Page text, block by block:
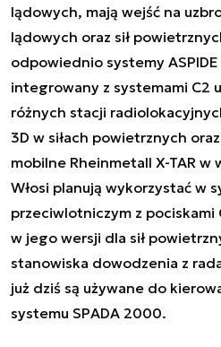
lądowych, mają wejść na
lądowych oraz sił
odpowiednio systemy ASPIDE
integrowany z systemami C2
różnych stacji
3D w siłach powietrznych
mobilne Rheinmetall X-TAR w
Włosi planują wykorzystać w
przeciwlotniczym z pociskami
w jego wersji dla sił
stanowiska dowodzenia z
już dziś są używane do
systemu SPADA 2000.